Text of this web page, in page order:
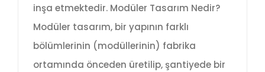
inşa etmektedir. Modüler Tasarım Nedir?
Modüler tasarım, bir yapının farklı
bölümlerinin (modüllerinin) fabrika
ortamında önceden üretilip, şantiyede bir